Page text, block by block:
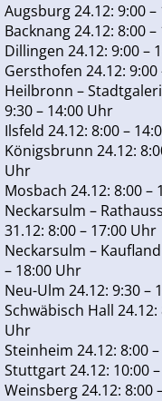
Augsburg 24.12: 9:00
Backnang 24.12: 8:00
Dillingen 24.12: 9:00 –
Gersthofen 24.12: 9:00
Heilbronn –
9:30 – 14:00 Uhr
Ilsfeld 24.12: 8:00 –
Königsbrunn 24.12:
Uhr
Mosbach 24.12: 8:00 –
Neckarsulm –
31.12: 8:00 – 17:00 Uhr
Neckarsulm –
– 18:00 Uhr
Neu-Ulm 24.12: 9:30 –
Schwäbisch Hall 24.12:
Uhr
Steinheim 24.12: 8:00
Stuttgart 24.12: 10:00
Weinsberg 24.12: 8:00